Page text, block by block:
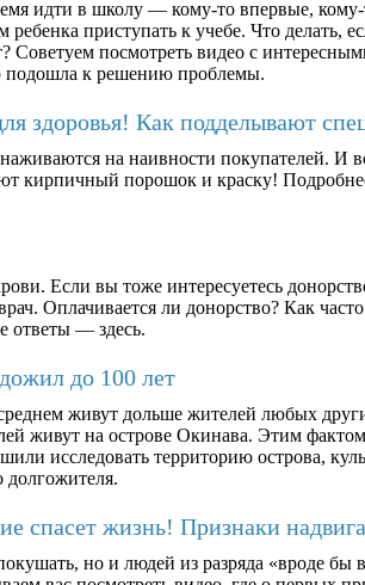
идти в школу — кому-то впервые,
ребенка приступать к учебе. Что делать,
Советуем посмотреть видео с
подошла к решению проблемы.
здоровья! Как подделывают
на наивности покупателей. И
кирпичный порошок и краску!
Если вы тоже интересуетесь
Оплачивается ли донорство? Как
ответы — здесь.
до 100 лет
живут дольше жителей любых
живут на острове Окинава. Этим
исследовать территорию острова,
долгожителя.
спасет жизнь! Признаки
но и людей из разряда «вроде бы